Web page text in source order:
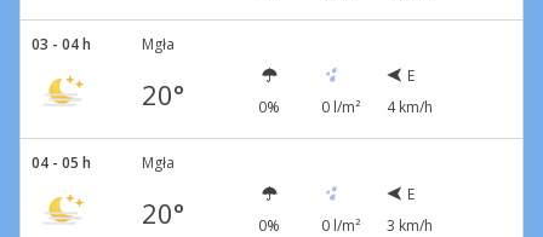
03 - 04 h Mgła
20° 0% 0 l/m²
E
4 km/h
04 - 05 h Mgła
20° 0% 0 l/m²
E
3 km/h